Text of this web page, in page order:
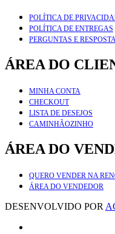
POLÍTICA DE
POLÍTICA DE ENTREGAS
PERGUNTAS E
ÁREA DO
MINHA CONTA
CHECKOUT
LISTA DE DESEJOS
CAMINHÃOZINHO
ÁREA DO
QUERO VENDER NA
ÁREA DO VENDEDOR
DESENVOLVIDO POR